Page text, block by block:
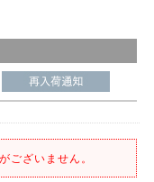
ございません。